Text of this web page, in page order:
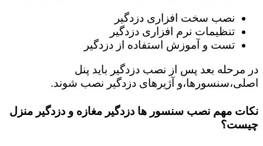
نصب سخت افزاری دزدگیر
تنظیمات نرم افزاری دزدگیر
تست و آموزش استفاده از دزدگیر
در مرحله بعد پس از نصب دزدگیر باید پنل
اصلی،سنسورها،و آژیرهای دزدگیر نصب شوند.
نکات مهم نصب سنسور ها دزدگیر مغازه و دزدگیر منزل
چیست؟